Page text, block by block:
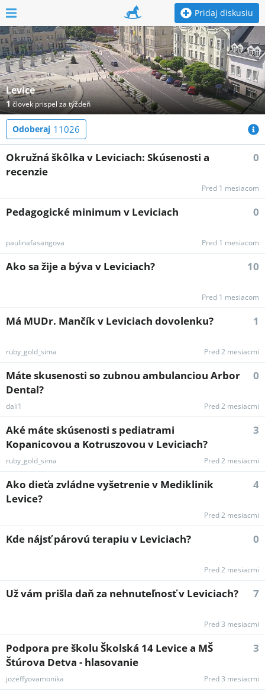
Pridaj diskusiu
Levice
1človek prispel za týždeň
Odoberaj 11026
Okružná škôlka v Leviciach: Skúsenosti a
recenzie
0
Pred 1 mesiacom
Pedagogické minimum v Leviciach 0
paulinafasangova Pred 1 mesiacom
Ako sa žije a býva v Leviciach? 10
Pred 1 mesiacom
Má MUDr. Mančík v Leviciach dovolenku? 1
ruby_gold_sima Pred 2 mesiacmi
Máte skusenosti so zubnou ambulanciou Arbor
Dental?
0
dali1 Pred 2 mesiacmi
Aké máte skúsenosti s pediatrami
Kopanicovou a Kotruszovou v Leviciach?
3
ruby_gold_sima Pred 2 mesiacmi
Ako dieťa zvládne vyšetrenie v Mediklinik
Levice?
4
Pred 2 mesiacmi
Kde nájsť párovú terapiu v Leviciach? 0
Pred 2 mesiacmi
Už vám prišla daň za nehnuteľnosť v Leviciach? 7
Pred 3 mesiacmi
Podpora pre školu Školská 14 Levice a MŠ
Štúrova Detva - hlasovanie
3
jozeffyovamonika Pred 3 mesiacmi